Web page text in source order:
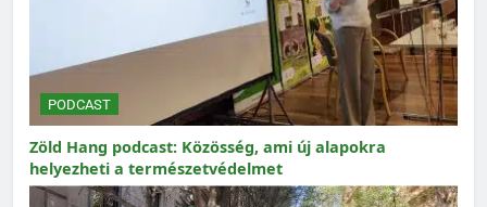
PODCAST
Zöld Hang podcast: Közösség, ami új alapokra
helyezheti a természetvédelmet